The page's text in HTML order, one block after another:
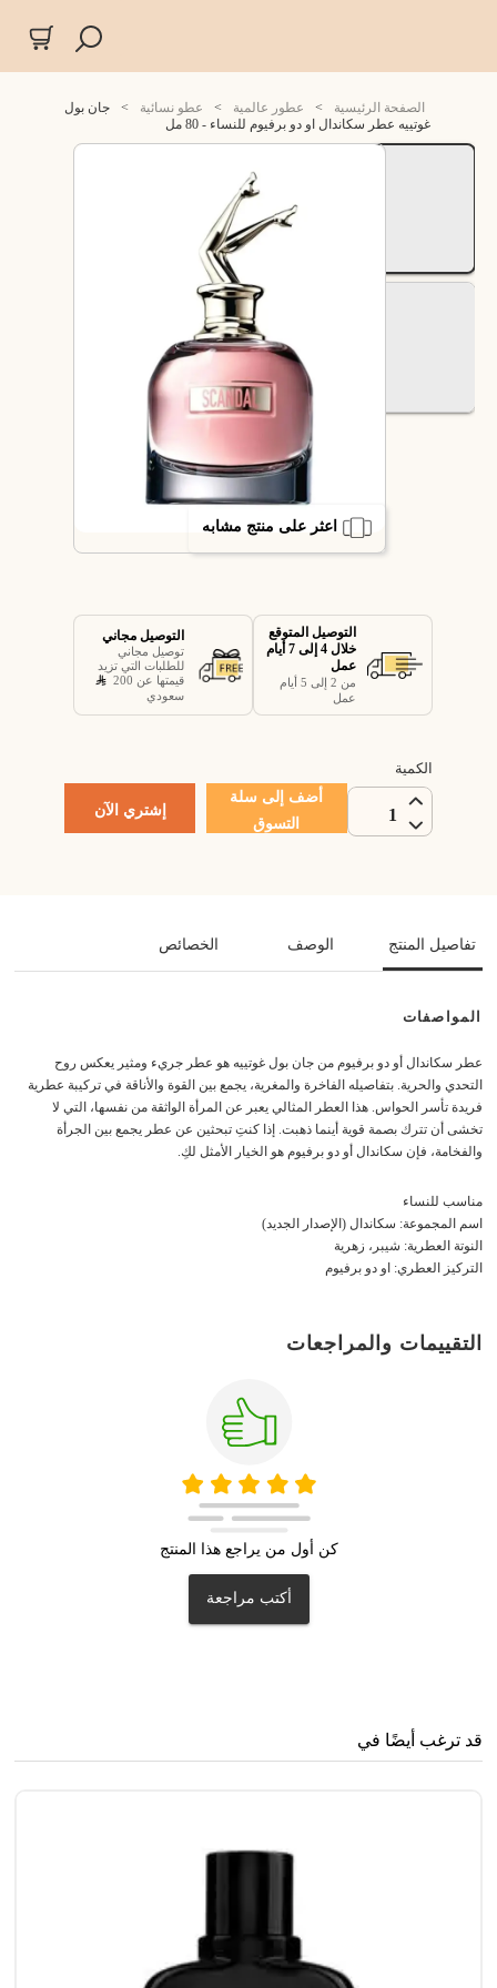
الصفحة الرئيسية > عطور عالمية > عطو نسائية >
جان بول
غوتييه عطر سكاندال او دو برفيوم للنساء - 80 مل
اعثر على منتج مشابه
التوصيل المتوقع
خلال 4 إلى 7 أيام
عمل
من 2 إلى 5 أيام
عمل
التوصيل مجاني
توصيل مجاني
للطلبات التي تزيد
قيمتها عن 200
سعودي
الكمية
1
أضف إلى سلة
التسوق
إشتري الآن
تفاصيل المنتج الوصف الخصائص
المواصفات
عطر سكاندال أو دو برفيوم من جان بول غوتييه هو عطر جريء ومثير يعكس روح
التحدي والحرية. بتفاصيله الفاخرة والمغرية، يجمع بين القوة والأناقة في تركيبة عطرية
فريدة تأسر الحواس. هذا العطر المثالي يعبر عن المرأة الواثقة من نفسها، التي لا
تخشى أن تترك بصمة قوية أينما ذهبت. إذا كنتِ تبحثين عن عطر يجمع بين الجرأة
والفخامة، فإن سكاندال أو دو برفيوم هو الخيار الأمثل لكِ.
مناسب للنساء
اسم المجموعة: سكاندال (الإصدار الجديد)
النوتة العطرية: شيبر، زهرية
التركيز العطري: او دو برفيوم
التقييمات والمراجعات
كن أول من يراجع هذا المنتج
أكتب مراجعة
قد ترغب أيضًا في